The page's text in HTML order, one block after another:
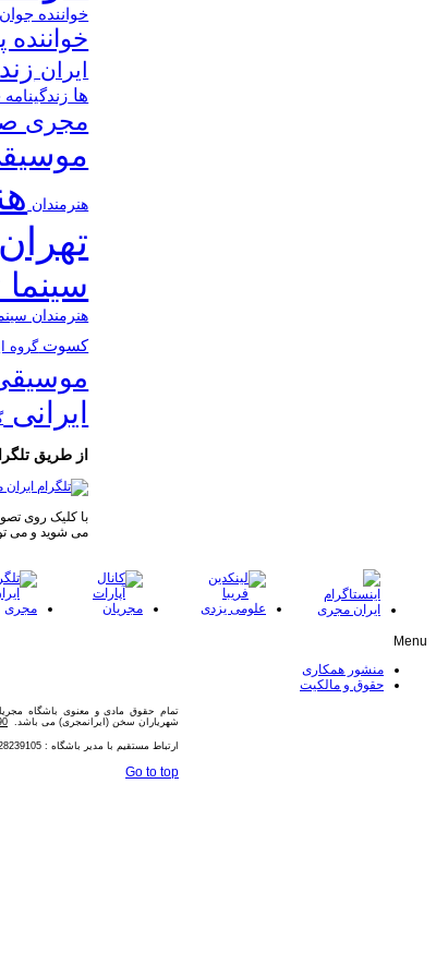
خواننده
خواننده
ایران
ها
مجری
هنرمندان
تهران
سینما
هنرمندان
کسوتگروه
ایرانی
از طریق
با کلیک روی
می شوید و می
Menu
منشور همکاری
حقوق و مالکیت
تمام حقوق مادی و معنوی باشگاه
شهریاران سخن (ایرانمجری) می باشد.
ارتباط مستقیم با مدیر باشگاه : 09128239105
Go to top